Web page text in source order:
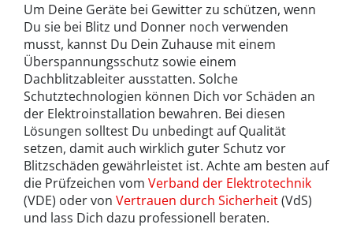
Um Deine Geräte bei Gewitter zu schützen, wenn
Du sie bei Blitz und Donner noch verwenden
musst, kannst Du Dein Zuhause mit einem
Überspannungsschutz sowie einem
Dachblitzableiter ausstatten. Solche
Schutztechnologien können Dich vor Schäden an
der Elektroinstallation bewahren. Bei diesen
Lösungen solltest Du unbedingt auf Qualität
setzen, damit auch wirklich guter Schutz vor
Blitzschäden gewährleistet ist. Achte am besten auf
die Prüfzeichen vom Verband der Elektrotechnik
(VDE) oder von Vertrauen durch Sicherheit(VdS)
und lass Dich dazu professionell beraten.